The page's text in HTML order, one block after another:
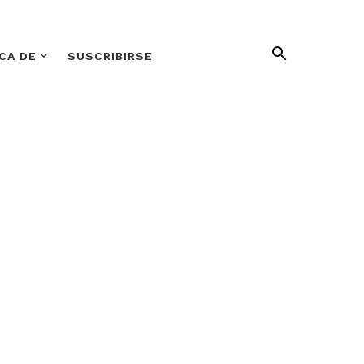
DE SUSCRIBIRSE